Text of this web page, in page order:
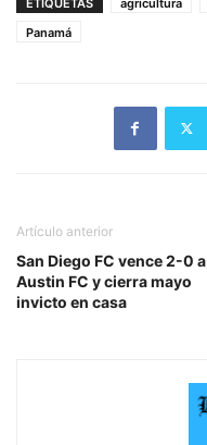
ETIQUETAS agricultura
Panamá
Artículo anterior
San Diego FC vence 2-0 a
Austin FC y cierra mayo
invicto en casa